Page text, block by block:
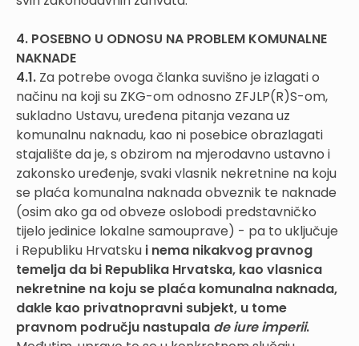
4. POSEBNO U ODNOSU NA PROBLEM KOMUNALNE
NAKNADE
4.1. Za potrebe ovoga članka suvišno je izlagati o
načinu na koji su ZKG-om odnosno ZFJLP(R)S-om,
sukladno Ustavu, uređena pitanja vezana uz
komunalnu naknadu, kao ni posebice obrazlagati
stajalište da je, s obzirom na mjerodavno ustavno i
zakonsko uređenje, svaki vlasnik nekretnine na koju
se plaća komunalna naknada obveznik te naknade
(osim ako ga od obveze oslobodi predstavničko
tijelo jedinice lokalne samouprave) - pa to uključuje
i Republiku Hrvatsku i nema nikakvog pravnog
temelja da bi Republika Hrvatska, kao vlasnica
nekretnine na koju se plaća komunalna naknada,
dakle kao privatnopravni subjekt, u tome
pravnom području nastupala de iure imperii.